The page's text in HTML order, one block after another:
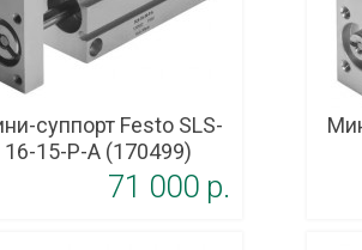
суппорт Festo SLS-
16-15-P-A (170499)
71 000 p.